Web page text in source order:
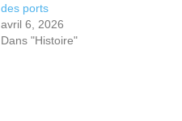
des ports
avril 6, 2026
Dans "Histoire"